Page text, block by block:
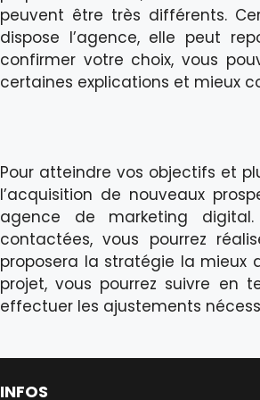
peuvent être très différents.
dispose l’agence, elle peut
confirmer votre choix, vous
certaines explications et mieux
Pour atteindre vos objectifs et
l’acquisition de nouveaux
agence de marketing
contactées, vous pourrez
proposera la stratégie la
projet, vous pourrez suivre en
effectuer les ajustements
INFOS